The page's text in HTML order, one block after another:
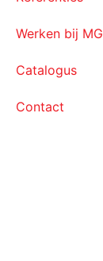
Werken bij MG
Catalogus
Contact